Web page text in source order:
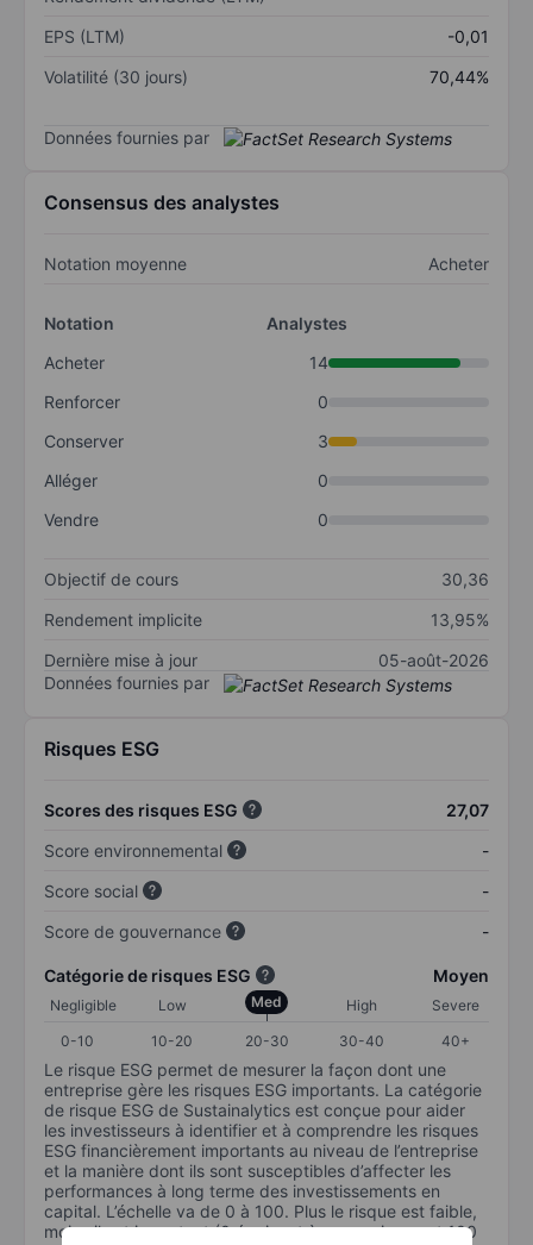
EPS (LTM)
-0,01
Volatilité (30 jours)
70,44%
Données fournies par
Consensus des analystes
Notation moyenne Acheter
Notation
Analystes
Acheter
14
Renforcer
0
Conserver
3
Alléger
0
Vendre
0
Objectif de cours
30,36
Rendement implicite
13,95%
Dernière mise à jour
05-août-2026
Données fournies par
Risques ESG
Scores des risques ESG
27,07
Score environnemental
-
Score social
-
Score de gouvernance
-
Catégorie de risques ESG Moyen
Negligible Low Med High
Severe
0-10
10-20 20-30 30-40 40+
Le risque ESG permet de mesurer la façon dont une
entreprise gère les risques ESG importants. La catégorie
de risque ESG de Sustainalytics est conçue pour aider
les investisseurs à identifier et à comprendre les risques
ESG financièrement importants au niveau de l’entreprise
et la manière dont ils sont susceptibles d’affecter les
performances à long terme des investissements en
capital. L’échelle va de 0 à 100. Plus le risque est faible,
moins il est important (0 équivaut à aucun risque et 100